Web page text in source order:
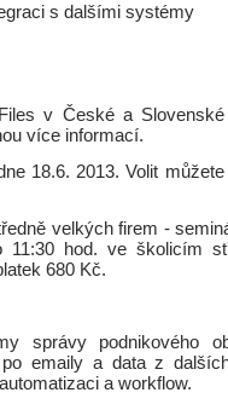
s dalšími systémy
v České a
více informací.
18.6. 2013. Volit
velkých firem -
11:30 hod. ve školicím
680 Kč.
správy podnikového
emaily a data z
a workflow.